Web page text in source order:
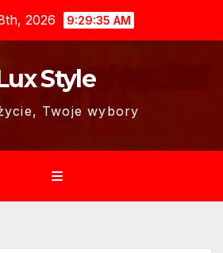
2026 9:29:36 AM
Style
Twoje wybory